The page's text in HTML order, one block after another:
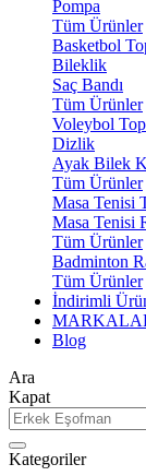
Pompa
Tüm Ürünler
Basketbol
Bileklik
Saç Bandı
Tüm Ürünler
Voleybol
Dizlik
Ayak Bilek
Tüm Ürünler
Masa Tenisi
Masa Tenisi
Tüm Ürünler
Badminton
Tüm Ürünler
İndirimli
Blog
Ara
Kapat
Kategoriler